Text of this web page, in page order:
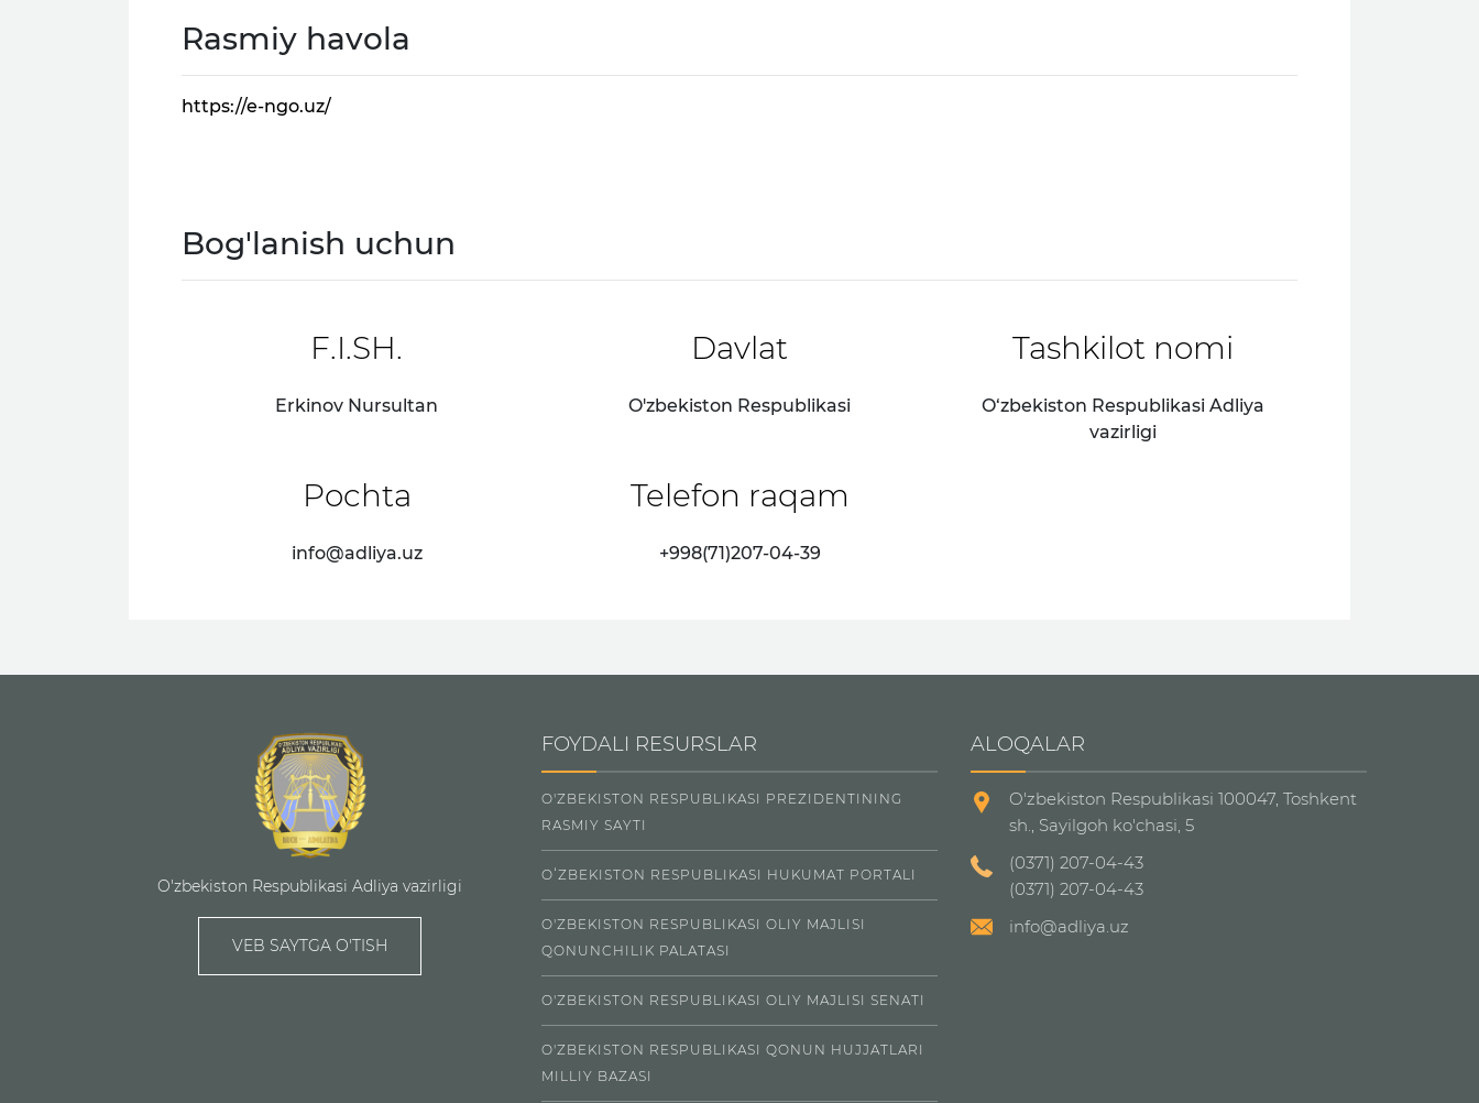
Rasmiy havola
https://e-ngo.uz/
Bog'lanish uchun
F.I.SH.
Erkinov Nursultan
Davlat
O'zbekiston Respublikasi
Tashkilot nomi
O‘zbekiston Respublikasi Adliya
vazirligi
Pochta
info@adliya.uz
Telefon raqam
+998(71)207-04-39
O'zbekiston Respublikasi Adliya vazirligi
VEB SAYTGA O'TISH
FOYDALI RESURSLAR
O'ZBEKISTON RESPUBLIKASI PREZIDENTINING
RASMIY SAYTI
OʻZBEKISTON RESPUBLIKASI HUKUMAT PORTALI
O'ZBEKISTON RESPUBLIKASI OLIY MAJLISI
QONUNCHILIK PALATASI
O'ZBEKISTON RESPUBLIKASI OLIY MAJLISI SENATI
O'ZBEKISTON RESPUBLIKASI QONUN HUJJATLARI
MILLIY BAZASI
ALOQALAR
O'zbekiston Respublikasi 100047, Toshkent
sh., Sayilgoh ko'chasi, 5
(0371) 207-04-43
(0371) 207-04-43
info@adliya.uz